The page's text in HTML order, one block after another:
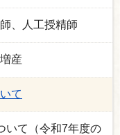
、人工授精師
産
て
いて（令和7年度の